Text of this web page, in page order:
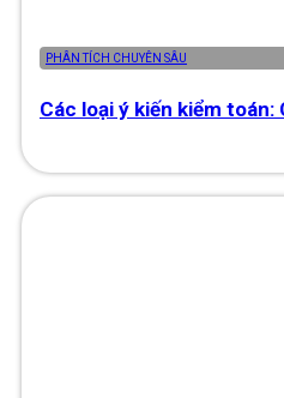
PHÂN TÍCH CHUYÊN SÂU
Các loại ý kiến kiểm